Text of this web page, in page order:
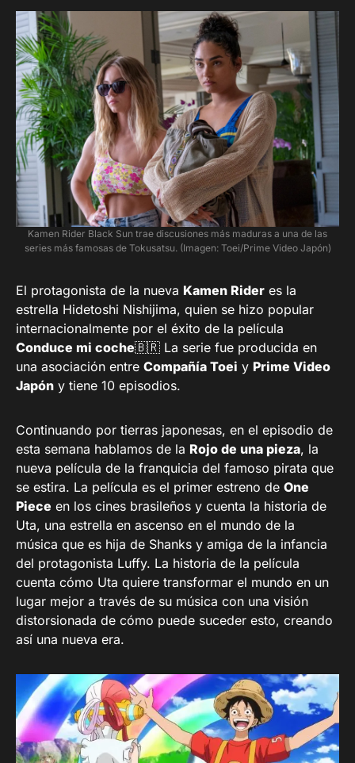
Kamen Rider Black Sun trae discusiones más maduras a una de las
series más famosas de Tokusatsu. (Imagen: Toei/Prime Video Japón)
El protagonista de la nueva Kamen Rider es la
estrella Hidetoshi Nishijima, quien se hizo popular
internacionalmente por el éxito de la película
Conduce mi coche🇧🇷 La serie fue producida en
una asociación entre Compañía Toei y Prime Video
Japón y tiene 10 episodios.
Continuando por tierras japonesas, en el episodio de
esta semana hablamos de la Rojo de una pieza, la
nueva película de la franquicia del famoso pirata que
se estira. La película es el primer estreno de One
Piece en los cines brasileños y cuenta la historia de
Uta, una estrella en ascenso en el mundo de la
música que es hija de Shanks y amiga de la infancia
del protagonista Luffy. La historia de la película
cuenta cómo Uta quiere transformar el mundo en un
lugar mejor a través de su música con una visión
distorsionada de cómo puede suceder esto, creando
así una nueva era.